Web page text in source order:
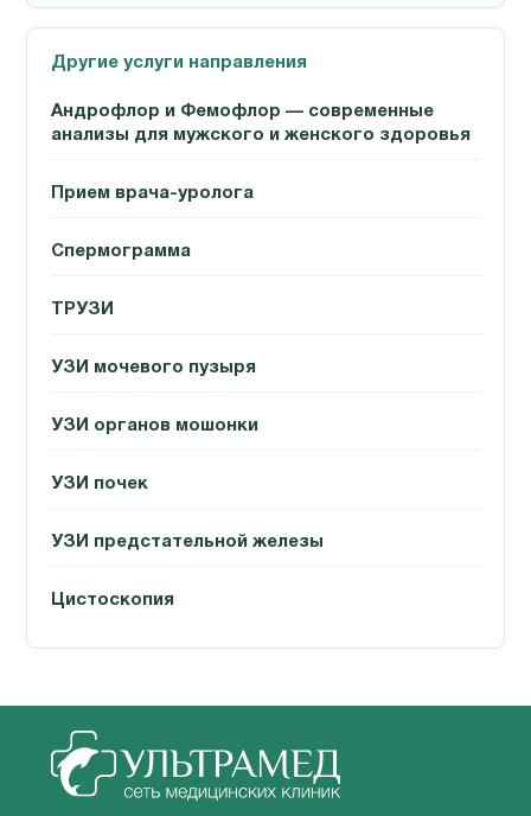
Другие услуги направления
Андрофлор и Фемофлор — современные
анализы для мужского и женского здоровья
Прием врача-уролога
Спермограмма
ТРУЗИ
УЗИ мочевого пузыря
УЗИ органов мошонки
УЗИ почек
УЗИ предстательной железы
Цистоскопия